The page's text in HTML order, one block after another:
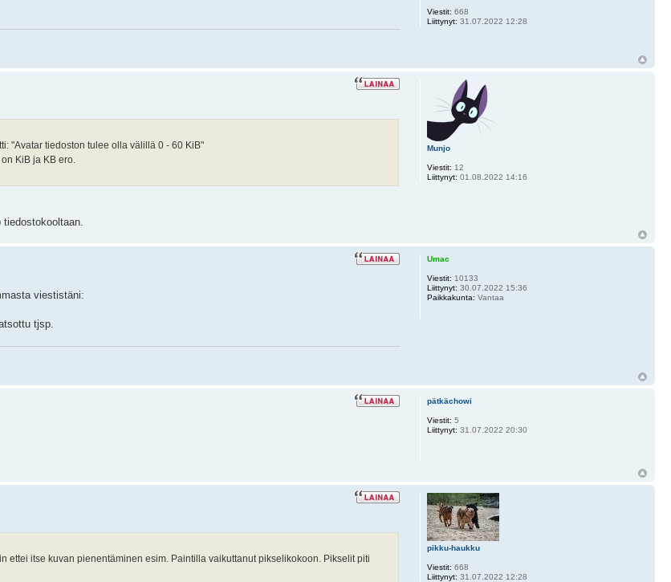
Viestit: 668
Liittynyt: 31.07.2022 12:28
"Avatar tiedoston tulee olla välillä 0 - 60 KiB"
KiB ja KB ero.
Munjo
Viestit: 12
Liittynyt: 01.08.2022 14:16
viestistäni:
tjsp.
Umac
Viestit: 10133
Liittynyt: 30.07.2022 15:36
Paikkakunta: Vantaa
pätkächowi
Viestit: 5
Liittynyt: 31.07.2022 20:30
itse kuvan pienentäminen esim. Paintilla vaikuttanut pikselikokoon. Pikselit piti
pikku-haukku
Viestit: 668
Liittynyt: 31.07.2022 12:28